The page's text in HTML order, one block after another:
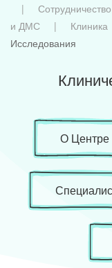
и ДМС
Клиника
Исследования
О Центре